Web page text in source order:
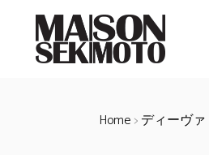
Home>ディーヴァ